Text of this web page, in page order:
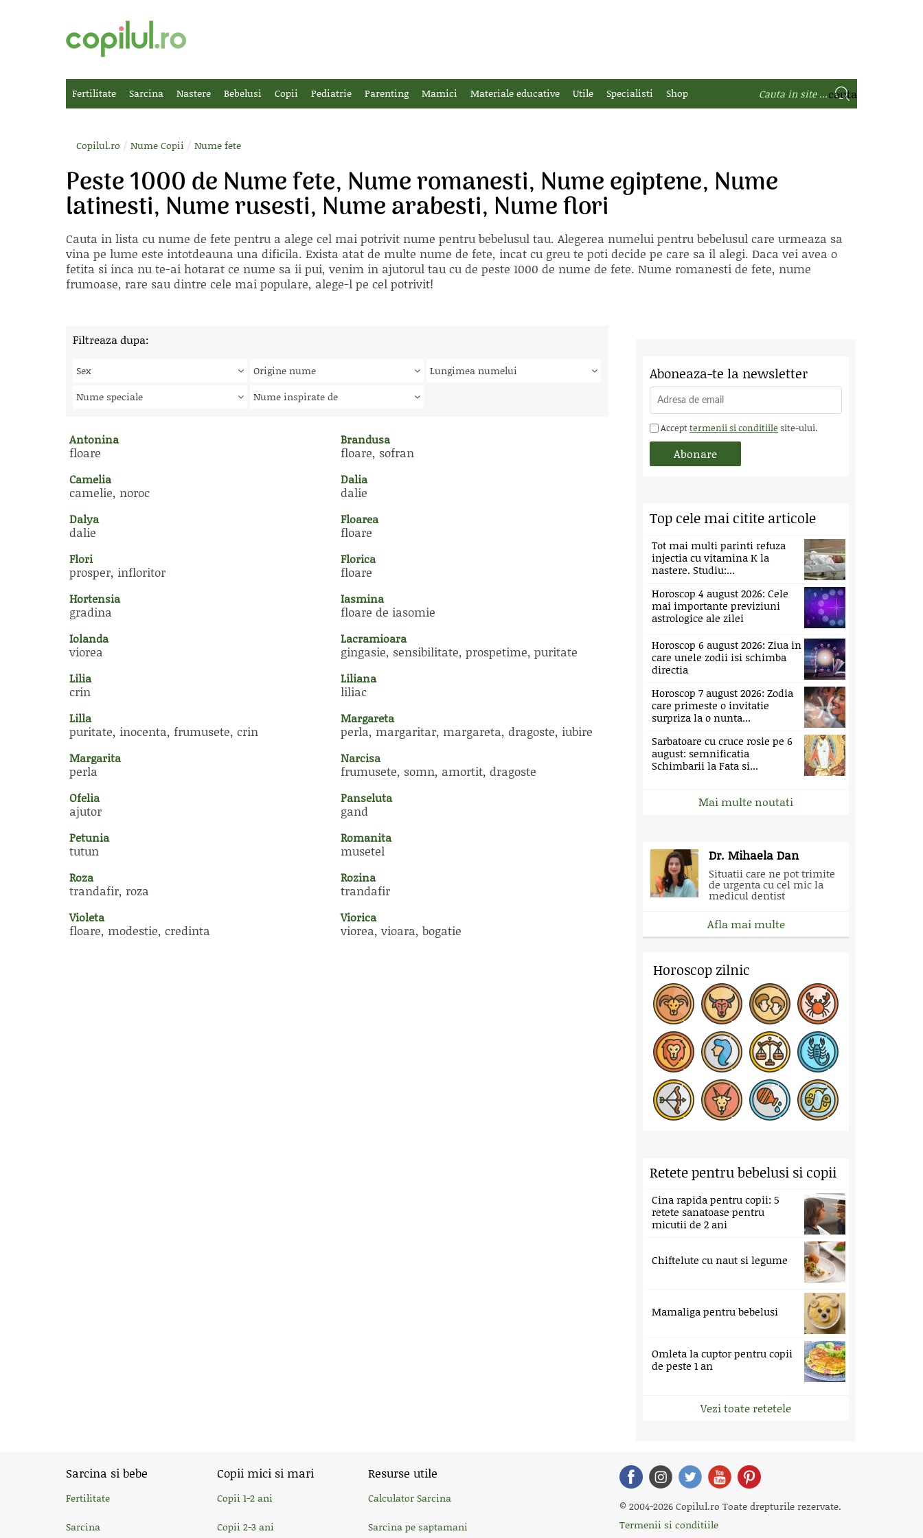
Fertilitate Sarcina Nastere Bebelusi Copii Pediatrie Parenting Mamici Materiale educative Utile Specialisti Shop
Copilul.ro / Nume Copii / Nume fete
Peste 1000 de Nume fete, Nume romanesti, Nume egiptene, Nume
latinesti, Nume rusesti, Nume arabesti, Nume flori
Cauta in lista cu nume de fete pentru a alege cel mai potrivit nume pentru bebelusul tau. Alegerea numelui pentru bebelusul care urmeaza sa
vina pe lume este intotdeauna una dificila. Exista atat de multe nume de fete, incat cu greu te poti decide pe care sa il alegi. Daca vei avea o
fetita si inca nu te-ai hotarat ce nume sa ii pui, venim in ajutorul tau cu de peste 1000 de nume de fete. Nume romanesti de fete, nume
frumoase, rare sau dintre cele mai populare, alege-l pe cel potrivit!
Filtreaza dupa:
Sex Origine nume
Lungimea numelui
Nume speciale
Nume inspirate de
Antonina
floare
Brandusa
floare, sofran
Camelia
camelie, noroc
Dalia
dalie
Dalya
dalie
Floarea
floare
Flori
prosper, infloritor
Florica
floare
Hortensia
gradina
Iasmina
floare de iasomie
Iolanda
viorea
Lacramioara
gingasie, sensibilitate, prospetime, puritate
Lilia
crin
Liliana
liliac
Lilla
puritate, inocenta, frumusete, crin
Margareta
perla, margaritar, margareta, dragoste, iubire
Margarita
perla
Narcisa
frumusete, somn, amortit, dragoste
Ofelia
ajutor
Panseluta
gand
Petunia
tutun
Romanita
musetel
Roza
trandafir, roza
Rozina
trandafir
Violeta
floare, modestie, credinta
Viorica
viorea, vioara, bogatie
Aboneaza-te la newsletter
Accepttermenii si conditiile site-ului.
Top cele mai citite articole
Tot mai multi parinti refuza
injectia cu vitamina K la
nastere. Studiu:...
Horoscop 4 august 2026: Cele
mai importante previziuni
astrologice ale zilei
Horoscop 6 august 2026: Ziua in
care unele zodii isi schimba
directia
Horoscop 7 august 2026: Zodia
care primeste o invitatie
surpriza la o nunta...
Sarbatoare cu cruce rosie pe 6
august: semnificatia
Schimbarii la Fata si...
Mai multe noutati
Dr. Mihaela Dan
Situatii care ne pot trimite
de urgenta cu cel mic la
medicul dentist
Afla mai multe
Horoscop zilnic
Retete pentru bebelusi si copii
Cina rapida pentru copii: 5
retete sanatoase pentru
micutii de 2 ani
Chiftelute cu naut si legume
Mamaliga pentru bebelusi
Omleta la cuptor pentru copii
de peste 1 an
Vezi toate retetele
Sarcina si bebe
Fertilitate
Sarcina
Copii mici si mari
Copii 1-2 ani
Copii 2-3 ani
Resurse utile
Calculator Sarcina
Sarcina pe saptamani
© 2004-2026 Copilul.ro Toate drepturile rezervate.
Termenii si conditiile